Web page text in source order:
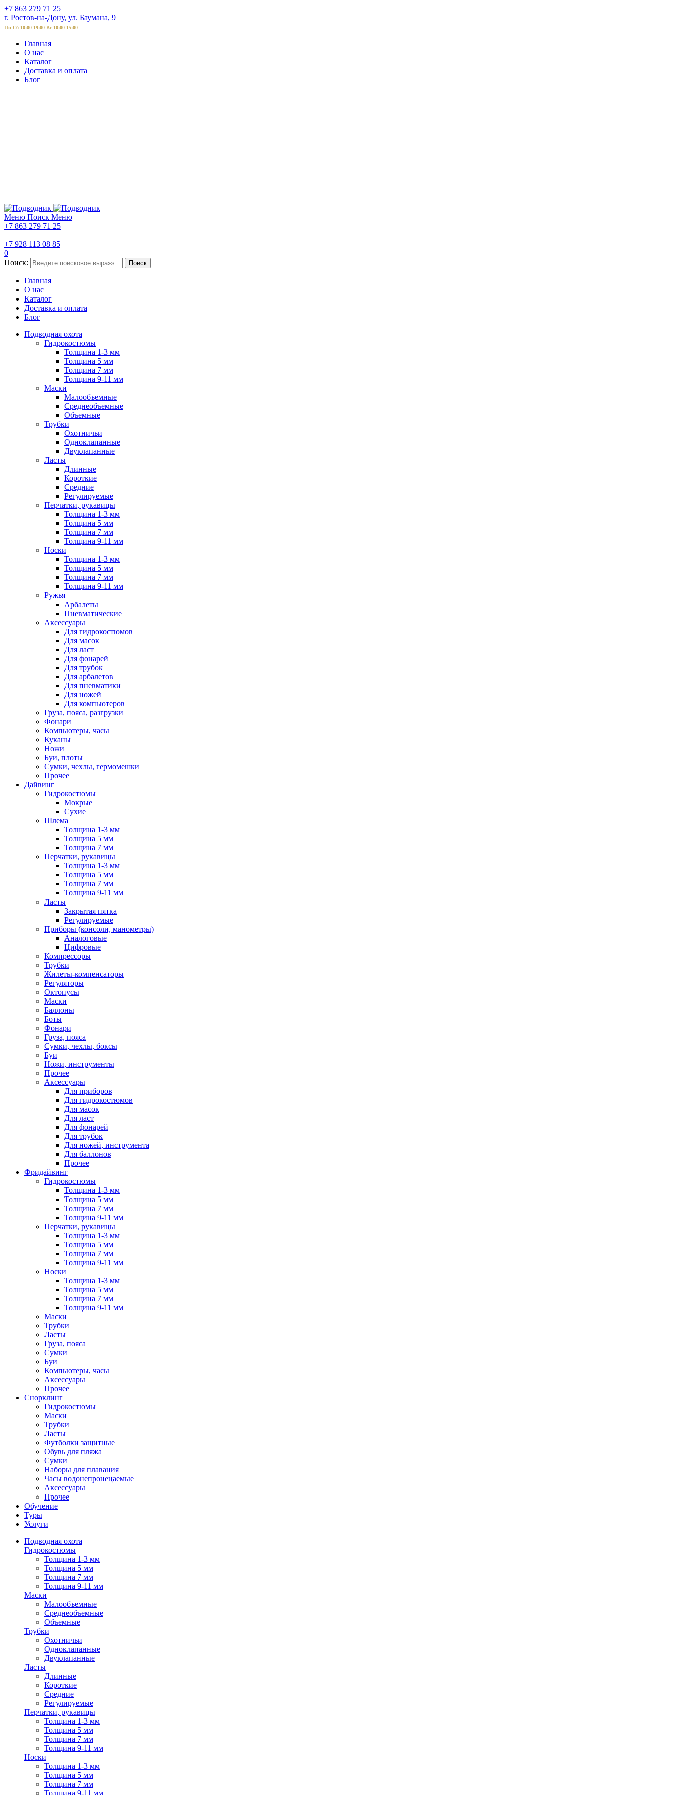
+7 863 279 71 25
г. Ростов-на-Дону, ул. Баумана, 9
Пн-Сб 10:00-19:00 Вс 10:00-15:00
Главная
О нас
Каталог
Доставка и оплата
Блог
Меню Поиск Меню
+7 863 279 71 25
+7 928 113 08 85
0
Поиск:
Поиск
Главная
О нас
Каталог
Доставка и оплата
Блог
Подводная охота
Гидрокостюмы
Толщина 1-3 мм
Толщина 5 мм
Толщина 7 мм
Толщина 9-11 мм
Маски
Малообъемные
Среднеобъемные
Объемные
Трубки
Охотничьи
Одноклапанные
Двуклапанные
Ласты
Длинные
Короткие
Средние
Регулируемые
Перчатки, рукавицы
Толщина 1-3 мм
Толщина 5 мм
Толщина 7 мм
Толщина 9-11 мм
Носки
Толщина 1-3 мм
Толщина 5 мм
Толщина 7 мм
Толщина 9-11 мм
Ружья
Арбалеты
Пневматические
Аксессуары
Для гидрокостюмов
Для масок
Для ласт
Для фонарей
Для трубок
Для арбалетов
Для пневматики
Для ножей
Для компьютеров
Груза, пояса, разгрузки
Фонари
Компьютеры, часы
Куканы
Ножи
Буи, плоты
Сумки, чехлы, гермомешки
Прочее
Дайвинг
Гидрокостюмы
Мокрые
Сухие
Шлема
Толщина 1-3 мм
Толщина 5 мм
Толщина 7 мм
Перчатки, рукавицы
Толщина 1-3 мм
Толщина 5 мм
Толщина 7 мм
Толщина 9-11 мм
Ласты
Закрытая пятка
Регулируемые
Приборы (консоли, манометры)
Аналоговые
Цифровые
Компрессоры
Трубки
Жилеты-компенсаторы
Регуляторы
Октопусы
Маски
Баллоны
Боты
Фонари
Груза, пояса
Сумки, чехлы, боксы
Буи
Ножи, инструменты
Прочее
Аксессуары
Для приборов
Для гидрокостюмов
Для масок
Для ласт
Для фонарей
Для трубок
Для ножей, инструмента
Для баллонов
Прочее
Фридайвинг
Гидрокостюмы
Толщина 1-3 мм
Толщина 5 мм
Толщина 7 мм
Толщина 9-11 мм
Перчатки, рукавицы
Толщина 1-3 мм
Толщина 5 мм
Толщина 7 мм
Толщина 9-11 мм
Носки
Толщина 1-3 мм
Толщина 5 мм
Толщина 7 мм
Толщина 9-11 мм
Маски
Трубки
Ласты
Груза, пояса
Сумки
Буи
Компьютеры, часы
Аксессуары
Прочее
Снорклинг
Гидрокостюмы
Маски
Трубки
Ласты
Футболки защитные
Обувь для пляжа
Сумки
Наборы для плавания
Часы водонепронецаемые
Аксессуары
Прочее
Обучение
Туры
Услуги
Подводная охота
Гидрокостюмы
Толщина 1-3 мм
Толщина 5 мм
Толщина 7 мм
Толщина 9-11 мм
Маски
Малообъемные
Среднеобъемные
Объемные
Трубки
Охотничьи
Одноклапанные
Двуклапанные
Ласты
Длинные
Короткие
Средние
Регулируемые
Перчатки, рукавицы
Толщина 1-3 мм
Толщина 5 мм
Толщина 7 мм
Толщина 9-11 мм
Носки
Толщина 1-3 мм
Толщина 5 мм
Толщина 7 мм
Толщина 9-11 мм